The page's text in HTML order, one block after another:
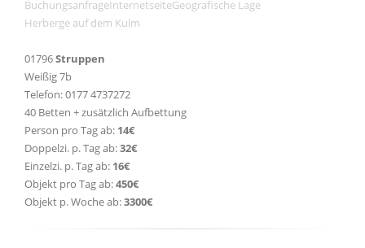
BuchungsanfrageInternetseiteGeografische Lage
Herberge auf dem Kulm
01796Struppen
Weißig 7b
Telefon: 0177 4737272
40 Betten + zusätzlich Aufbettung
Person pro Tag ab: 14€
Doppelzi. p. Tag ab:32€
Einzelzi. p. Tag ab: 16€
Objekt pro Tag ab:450€
Objekt p. Woche ab:3300€